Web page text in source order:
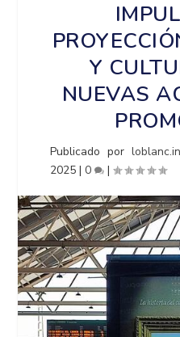
Y
NUEVAS
Publicado por
2025 |0 |